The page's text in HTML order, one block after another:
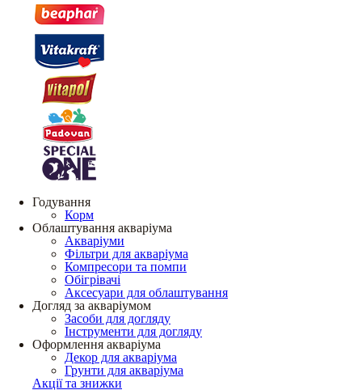
Годування
Корм
Облаштування акваріума
Акваріуми
Фільтри для акваріума
Компресори та помпи
Обігрівачі
Аксесуари для облаштування
Догляд за акваріумом
Засоби для догляду
Інструменти для догляду
Оформлення акваріума
Декор для акваріума
Грунти для акваріума
Акції та знижки